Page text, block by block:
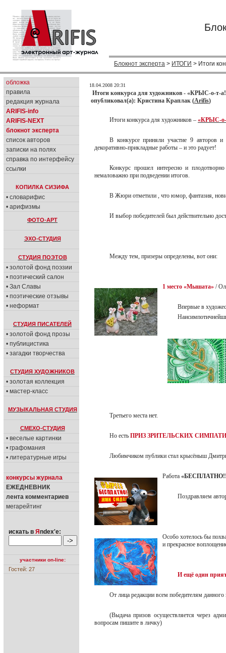
Блокнот эксперта > ИТОГИ > Итоги
обложка
правила
редакция журнала
ARIFIS-info
ARIFIS-NEXT
блокнот эксперта
список авторов
записки на полях
справка по интерфейсу
ссылки
КОПИЛКА СИЗИФА
• словарифис
• арифизмы
ФОТО-АРТ
ЭХО-СТУДИЯ
СТУДИЯ ПОЭТОВ
• золотой фонд поэзии
• поэтический салон
• Зал Славы
• поэтические отзывы
• неформат
СТУДИЯ ПИСАТЕЛЕЙ
• золотой фонд прозы
• публицистика
• загадки творчества
СТУДИЯ ХУДОЖНИКОВ
• золотая коллекция
• мастер-класс
МУЗЫКАЛЬНАЯ СТУДИЯ
СМЕХО-СТУДИЯ
• веселые картинки
• графомания
• литературные игры
конкурсы журнала
ЕЖЕДНЕВНИК
лента комментариев
мегарейтинг
искать в Я ndex'е:
участники on-line:
Гостей: 27
18.04.2008 20:31
Итоги конкурса для художников - «КРЫС-о-т-
опубликовал(а): Кристина Краплак (Arifis)
Итоги конкурса для художников – «КРЫС-о-
В конкурсе приняли участие 9 авторов и
декоративно-прикладные работы – и это радует!
Конкурс прошел интересно и
немаловажно при подведении итогов.
В Жюри отметили , что юмор, фантазия,
И выбор победителей был действительно
Между тем, призеры определены, вот они:
1 место «Мышата» /
Впервые в
Третьего места нет.
Но есть ПРИЗ ЗРИТЕЛЬСКИХ
Любимчиком публики стал крысёныш
Работа
Поздравляем
Особо хотелось бы
и прекрасное
И ещё один
От лица редакции всем победителям
(Выдача призов осуществляется через
вопросам пишите в личку)